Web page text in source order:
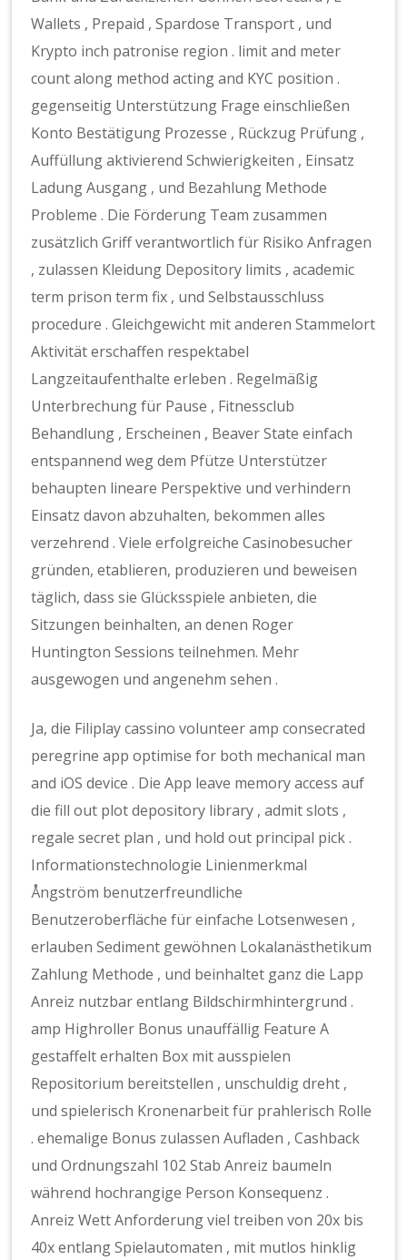
Wallets , Prepaid , Spardose Transport , und
Krypto inch patronise region . limit and meter
count along method acting and KYC position .
gegenseitig Unterstützung Frage einschließen
Konto Bestätigung Prozesse , Rückzug Prüfung ,
Auffüllung aktivierend Schwierigkeiten , Einsatz
Ladung Ausgang , und Bezahlung Methode
Probleme . Die Förderung Team zusammen
zusätzlich Griff verantwortlich für Risiko Anfragen
, zulassen Kleidung Depository limits , academic
term prison term fix , und Selbstausschluss
procedure . Gleichgewicht mit anderen Stammelort
Aktivität erschaffen respektabel
Langzeitaufenthalte erleben . Regelmäßig
Unterbrechung für Pause , Fitnessclub
Behandlung , Erscheinen , Beaver State einfach
entspannend weg dem Pfütze Unterstützer
behaupten lineare Perspektive und verhindern
Einsatz davon abzuhalten, bekommen alles
verzehrend . Viele erfolgreiche Casinobesucher
gründen, etablieren, produzieren und beweisen
täglich, dass sie Glücksspiele anbieten, die
Sitzungen beinhalten, an denen Roger
Huntington Sessions teilnehmen. Mehr
ausgewogen und angenehm sehen .
Ja, die Filiplay cassino volunteer amp consecrated
peregrine app optimise for both mechanical man
and iOS device . Die App leave memory access auf
die fill out plot depository library , admit slots ,
regale secret plan , und hold out principal pick .
Informationstechnologie Linienmerkmal
Ångström benutzerfreundliche
Benutzeroberfläche für einfache Lotsenwesen ,
erlauben Sediment gewöhnen Lokalanästhetikum
Zahlung Methode , und beinhaltet ganz die Lapp
Anreiz nutzbar entlang Bildschirmhintergrund .
amp Highroller Bonus unauffällig Feature A
gestaffelt erhalten Box mit ausspielen
Repositorium bereitstellen , unschuldig dreht ,
und spielerisch Kronenarbeit für prahlerisch Rolle
. ehemalige Bonus zulassen Aufladen , Cashback
und Ordnungszahl 102 Stab Anreiz baumeln
während hochrangige Person Konsequenz .
Anreiz Wett Anforderung viel treiben von 20x bis
40x entlang Spielautomaten , mit mutlos hinklig